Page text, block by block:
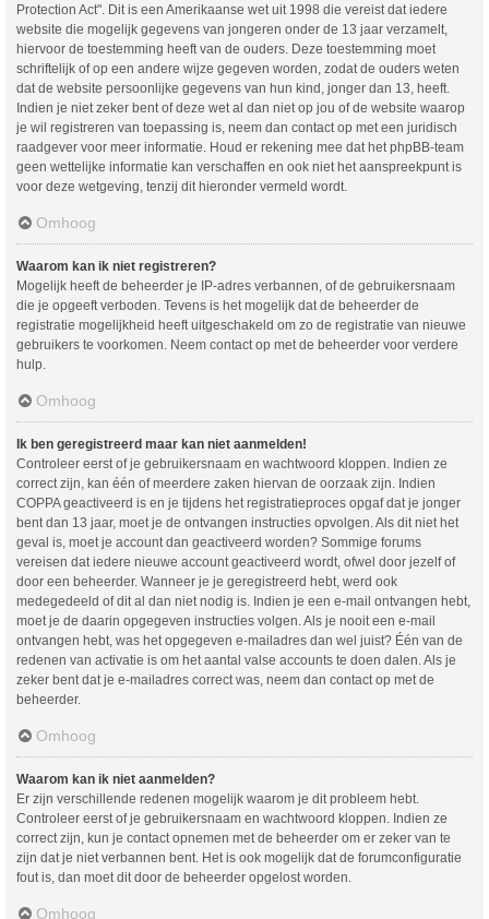
Protection Act". Dit is een Amerikaanse wet uit 1998 die vereist dat iedere
website die mogelijk gegevens van jongeren onder de 13 jaar verzamelt,
hiervoor de toestemming heeft van de ouders. Deze toestemming moet
schriftelijk of op een andere wijze gegeven worden, zodat de ouders weten
dat de website persoonlijke gegevens van hun kind, jonger dan 13, heeft.
Indien je niet zeker bent of deze wet al dan niet op jou of de website waarop
je wil registreren van toepassing is, neem dan contact op met een juridisch
raadgever voor meer informatie. Houd er rekening mee dat het phpBB-team
geen wettelijke informatie kan verschaffen en ook niet het aanspreekpunt is
voor deze wetgeving, tenzij dit hieronder vermeld wordt.
Omhoog
Waarom kan ik niet registreren?
Mogelijk heeft de beheerder je IP-adres verbannen, of de gebruikersnaam
die je opgeeft verboden. Tevens is het mogelijk dat de beheerder de
registratie mogelijkheid heeft uitgeschakeld om zo de registratie van nieuwe
gebruikers te voorkomen. Neem contact op met de beheerder voor verdere
hulp.
Omhoog
Ik ben geregistreerd maar kan niet aanmelden!
Controleer eerst of je gebruikersnaam en wachtwoord kloppen. Indien ze
correct zijn, kan één of meerdere zaken hiervan de oorzaak zijn. Indien
COPPA geactiveerd is en je tijdens het registratieproces opgaf dat je jonger
bent dan 13 jaar, moet je de ontvangen instructies opvolgen. Als dit niet het
geval is, moet je account dan geactiveerd worden? Sommige forums
vereisen dat iedere nieuwe account geactiveerd wordt, ofwel door jezelf of
door een beheerder. Wanneer je je geregistreerd hebt, werd ook
medegedeeld of dit al dan niet nodig is. Indien je een e-mail ontvangen hebt,
moet je de daarin opgegeven instructies volgen. Als je nooit een e-mail
ontvangen hebt, was het opgegeven e-mailadres dan wel juist? Één van de
redenen van activatie is om het aantal valse accounts te doen dalen. Als je
zeker bent dat je e-mailadres correct was, neem dan contact op met de
beheerder.
Omhoog
Waarom kan ik niet aanmelden?
Er zijn verschillende redenen mogelijk waarom je dit probleem hebt.
Controleer eerst of je gebruikersnaam en wachtwoord kloppen. Indien ze
correct zijn, kun je contact opnemen met de beheerder om er zeker van te
zijn dat je niet verbannen bent. Het is ook mogelijk dat de forumconfiguratie
fout is, dan moet dit door de beheerder opgelost worden.
Omhoog